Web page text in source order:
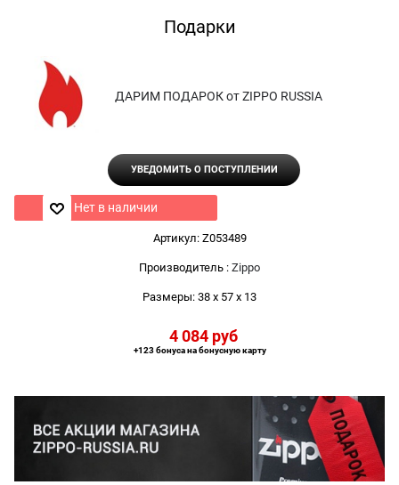
Подарки
ДАРИМ ПОДАРОК от ZIPPO RUSSIA
УВЕДОМИТЬ О ПОСТУПЛЕНИИ
Нет в наличии
Артикул: Z053489
Производитель : Zippo
Размеры: 38 x 57 x 13
4 084 руб
+123 бонуса на бонусную карту